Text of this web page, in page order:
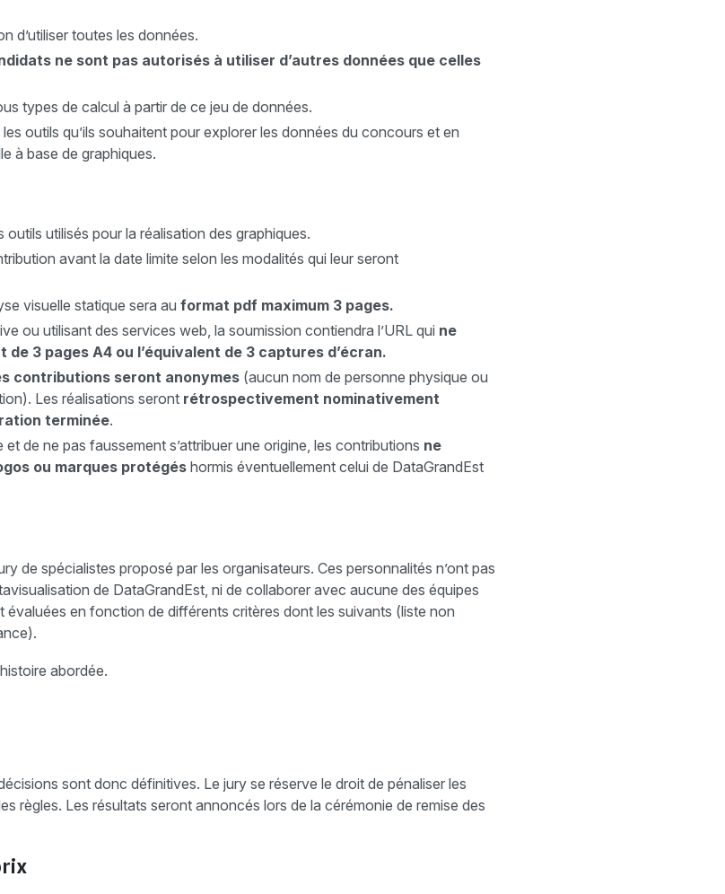
d’utiliser toutes les données.
ne sont pas autorisés à utiliser d’autres données que celles
types de calcul à partir de ce jeu de données.
outils qu’ils souhaitent pour explorer les données du concours et en
à base de graphiques.
utilisés pour la réalisation des graphiques.
avant la date limite selon les modalités qui leur seront
visuelle statique sera auformat pdf maximum 3 pages.
ou utilisant des services web, la soumission contiendra l’URL qui ne
de 3 pages A4 ou l’équivalent de 3 captures d’écran.
contributions seront anonymes (aucun nom de personne physique ou
Les réalisations seront rétrospectivement nominativement
terminée.
et de ne pas faussement s’attribuer une origine, les contributions ne
ou marques protégés hormis éventuellement celui de DataGrandEst
de spécialistes proposé par les organisateurs. Ces personnalités n’ont pas
de DataGrandEst, ni de collaborer avec aucune des équipes
en fonction de différents critères dont les suivants (liste non
abordée.
sont donc définitives. Le jury se réserve le droit de pénaliser les
règles. Les résultats seront annoncés lors de la cérémonie de remise des